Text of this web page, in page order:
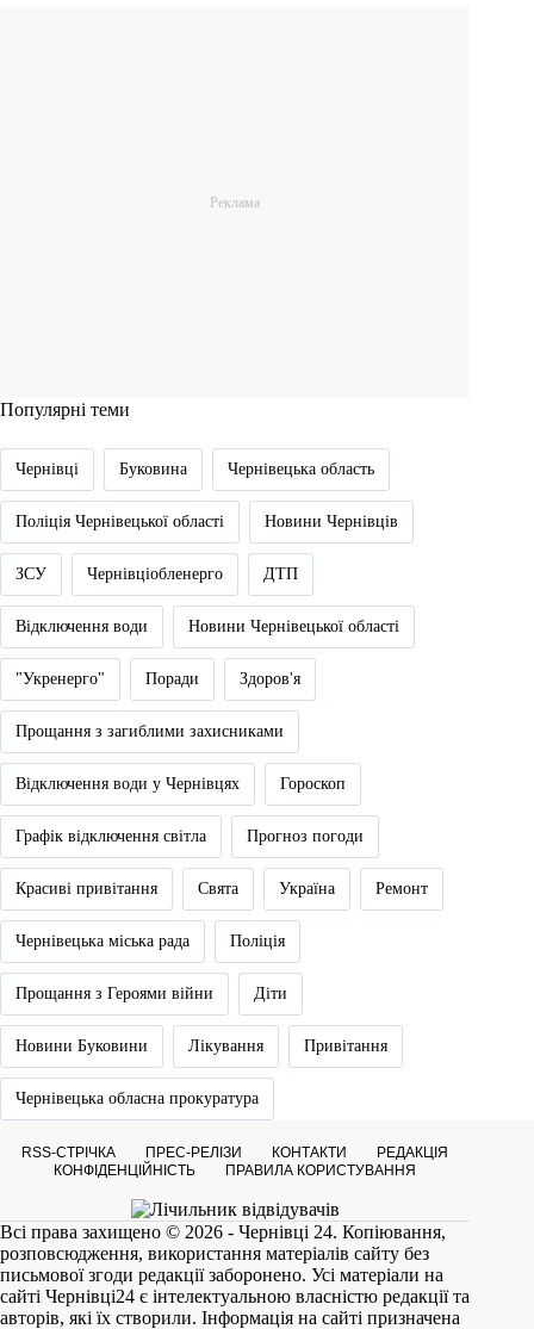
Популярні теми
Чернівці Буковина Чернівецька область
Поліція Чернівецької області Новини Чернівців
ЗСУ Чернівціобленерго ДТП
Відключення води Новини Чернівецької області
"Укренерго" Поради Здоров'я
Прощання з загиблими захисниками
Відключення води у Чернівцях Гороскоп
Графік відключення світла Прогноз погоди
Красиві привітання Свята Україна Ремонт
Чернівецька міська рада Поліція
Прощання з Героями війни Діти
Новини Буковини Лікування Привітання
Чернівецька обласна прокуратура
RSS-СТРІЧКА ПРЕС-РЕЛІЗИ КОНТАКТИ
РЕДАКЦІЯ
КОНФІДЕНЦІЙНІСТЬ
ПРАВИЛА КОРИСТУВАННЯ
Всі права захищено © 2026 - Чернівці 24. Копіювання,
розповсюдження, використання матеріалів сайту без
письмової згоди редакції заборонено. Усі матеріали на
сайті Чернівці24 є інтелектуальною власністю редакції та
авторів, які їх створили. Інформація на сайті призначена